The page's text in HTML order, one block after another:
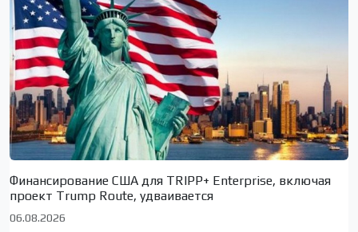
Финансирование США для TRIPP+ Enterprise, включая
проект Trump Route, удваивается
06.08.2026